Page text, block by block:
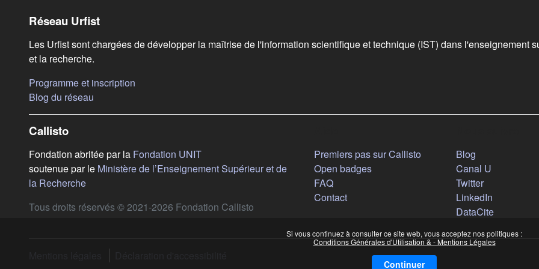
Si vous continuez à consulter ce site web, vous acceptez nos politiques :
Conditions Générales d'Utilisation & - Mentions Légales
Continuer
Liens de bas de page
Réseau Urfist
Les Urfist sont chargées de développer la maîtrise de l'information scientifique et technique (IST) dans l'enseignement
et la recherche.
Programme et inscription
Blog du réseau
Callisto
Fondation abritée par la Fondation UNIT(s'ouvre dans un nouvel onglet)
soutenue par le Ministère de l’Enseignement Supérieur et de
la Recherche(s'ouvre dans un nouvel onglet)
Tous droits réservés © 2021-2026 Fondation Callisto
Premiers pas sur Callisto
Open badges
FAQ
Contact
Blog
Canal U
Twitter(s'ouvre
LinkedIn
DataCite(s'ouvre